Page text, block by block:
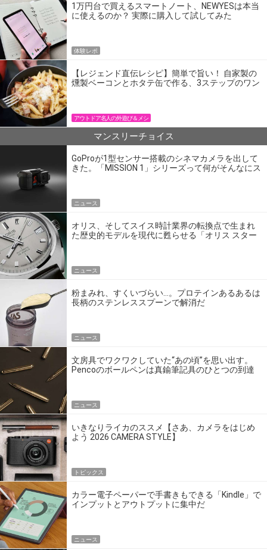
1万円台で買えるスマートノート、NEWYESは本当
に使えるのか？ 実際に購入して試してみた
体験レポ
【レジェンド直伝レシピ】簡単で旨い！ 自家製の
燻製ベーコンとホタテ缶で作る、3ステップのワン
アウトドア名人の外遊び＆メシ
マンスリーチョイス
GoProが1型センサー搭載のシネマカメラを出して
きた。「MISSION 1」シリーズって何がそんなにス
ニュース
オリス、そしてスイス時計業界の転換点で生まれ
た歴史的モデルを現代に甦らせる「オリス スター
ニュース
粉まみれ、すくいづらい…。プロテインあるあるは
長柄のステンレススプーンで解消だ
ニュース
文房具でワクワクしていた“あの頃”を思い出す。
Pencoのボールペンは真鍮筆記具のひとつの到達
ニュース
いきなりライカのススメ【さあ、カメラをはじめ
よう 2026 CAMERA STYLE】
トピックス
カラー電子ペーパーで手書きもできる「Kindle」で
インプットとアウトプットに集中だ
ニュース